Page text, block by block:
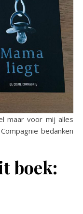
bedanken
boek: